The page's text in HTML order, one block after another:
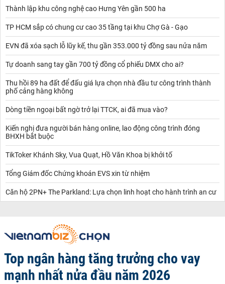
Thành lập khu công nghệ cao Hưng Yên gần 500 ha
TP HCM sắp có chung cư cao 35 tầng tại khu Chợ Gà - Gạo
EVN đã xóa sạch lỗ lũy kế, thu gần 353.000 tỷ đồng sau nửa năm
Tự doanh sang tay gần 700 tỷ đồng cổ phiếu DMX cho ai?
Thu hồi 89 ha đất để đấu giá lựa chọn nhà đầu tư công trình thành
phố cảng hàng không
Dòng tiền ngoại bất ngờ trở lại TTCK, ai đã mua vào?
Kiến nghị đưa người bán hàng online, lao động công trình đóng
BHXH bắt buộc
TikToker Khánh Sky, Vua Quạt, Hồ Văn Khoa bị khởi tố
Tổng Giám đốc Chứng khoán EVS xin từ nhiệm
Căn hộ 2PN+ The Parkland: Lựa chọn linh hoạt cho hành trình an cư
Top ngân hàng tăng trưởng cho vay
mạnh nhất nửa đầu năm 2026